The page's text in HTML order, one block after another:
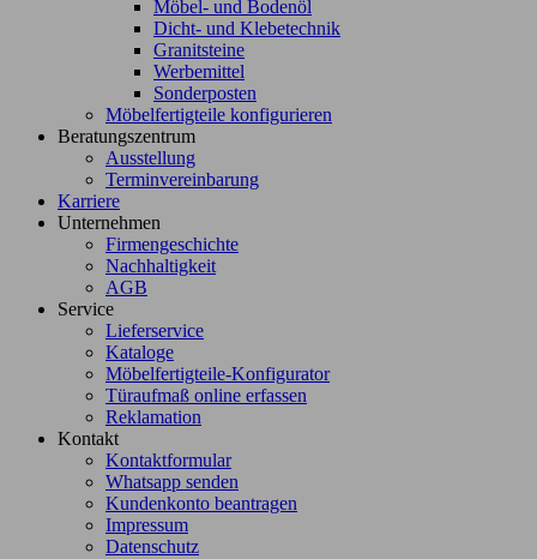
Möbel- und Bodenöl
Dicht- und Klebetechnik
Granitsteine
Werbemittel
Sonderposten
Möbelfertigteile konfigurieren
Beratungszentrum
Ausstellung
Terminvereinbarung
Karriere
Unternehmen
Firmengeschichte
Nachhaltigkeit
AGB
Service
Lieferservice
Kataloge
Möbelfertigteile-Konfigurator
Türaufmaß online erfassen
Reklamation
Kontakt
Kontaktformular
Whatsapp senden
Kundenkonto beantragen
Impressum
Datenschutz